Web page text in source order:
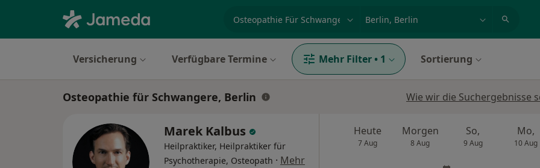
Versicherung Verfügbare Termine Mehr Filter • 1 Sortierung
Osteopathie für Schwangere, Berlin Wie wir die Suchergebnisse
Marek Kalbus
Heilpraktiker, Heilpraktiker für
Psychotherapie, Osteopath · Mehr
Heute
7 Aug
Morgen
8 Aug
So,
9 Aug
Mo,
10 Aug